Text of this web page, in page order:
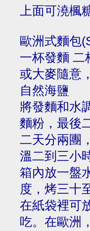
上面可澆楓
歐洲式麵包
一杯發麵 二
或大麥隨意
自然海鹽
將發麵和水
麵粉，最後
二天分兩團
溫二到三小
箱內放一盤
度，烤三十
在紙袋裡可
吃。在歐洲